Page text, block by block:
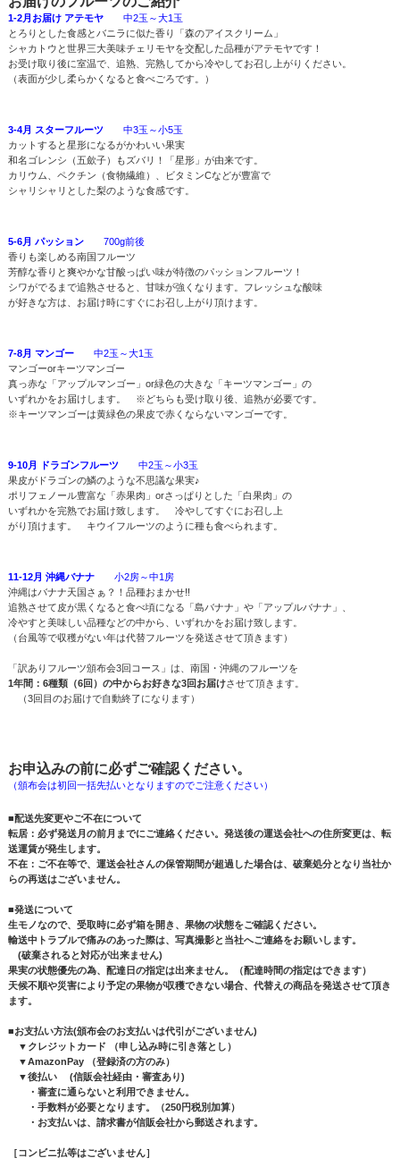
1-2月お届け アテモヤ中2玉～大1玉
とろりとした食感とバニラに似た香り「森のアイスクリーム」
シャカトウと世界三大美味チェリモヤを交配した品種がアテモヤです！
お受け取り後に室温で、追熟、完熟してから冷やしてお召し上がりください。
（表面が少し柔らかくなると食べごろです。）
3-4月 スターフルーツ中3玉～小5玉
カットすると星形になるがかわいい果実
和名ゴレンシ（五歛子）もズバリ！「星形」が由来です。
カリウム、ペクチン（食物繊維）、ビタミンCなどが豊富で
シャリシャリとした梨のような食感です。
5-6月 パッション700g前後
香りも楽しめる南国フルーツ
芳醇な香りと爽やかな甘酸っぱい味が特徴のパッションフルーツ！
シワがでるまで追熟させると、甘味が強くなります。フレッシュな酸味
が好きな方は、お届け時にすぐにお召し上がり頂けます。
7-8月 マンゴー中2玉～大1玉
マンゴーorキーツマンゴー
真っ赤な「アップルマンゴー」or緑色の大きな「キーツマンゴー」の
いずれかをお届けします。 ※どちらも受け取り後、追熟が必要です。
※キーツマンゴーは黄緑色の果皮で赤くならないマンゴーです。
9-10月 ドラゴンフルーツ中2玉～小3玉
果皮がドラゴンの鱗のような不思議な果実♪
ポリフェノール豊富な「赤果肉」orさっぱりとした「白果肉」の
いずれかを完熟でお届け致します。 冷やしてすぐにお召し上
がり頂けます。 キウイフルーツのように種も食べられます。
11-12月 沖縄バナナ小2房～中1房
沖縄はバナナ天国さぁ？！品種おまかせ!!
追熟させて皮が黒くなると食べ頃になる「島バナナ」や「アップルバナナ」、
冷やすと美味しい品種などの中から、いずれかをお届け致します。
（台風等で収穫がない年は代替フルーツを発送させて頂きます）
「訳ありフルーツ頒布会3回コース」は、南国・沖縄のフルーツを
1年間：6種類（6回）の中からお好きな3回お届けさせて頂きます。
（3回目のお届けで自動終了になります）
お申込みの前に必ずご確認ください。
（頒布会は初回一括先払いとなりますのでご注意ください）
■配送先変更やご不在について
転居：必ず発送月の前月までにご連絡ください。発送後の運送会社への住所変更は、転
送運賃が発生します。
不在：ご不在等で、運送会社さんの保管期間が超過した場合は、破棄処分となり当社か
らの再送はございません。
■発送について
生モノなので、受取時に必ず箱を開き、果物の状態をご確認ください。
輸送中トラブルで痛みのあった際は、写真撮影と当社へご連絡をお願いします。
(破棄されると対応が出来ません)
果実の状態優先の為、配達日の指定は出来ません。（配達時間の指定はできます）
天候不順や災害により予定の果物が収穫できない場合、代替えの商品を発送させて頂き
ます。
■お支払い方法(頒布会のお支払いは代引がございません)
▼クレジットカード （申し込み時に引き落とし）
▼AmazonPay （登録済の方のみ）
▼後払い (信販会社経由・審査あり)
・審査に通らないと利用できません。
・手数料が必要となります。（250円税別加算）
・お支払いは、請求書が信販会社から郵送されます。
［コンビニ払等はございません］